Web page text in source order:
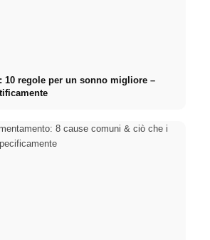
10 regole per un sonno migliore –